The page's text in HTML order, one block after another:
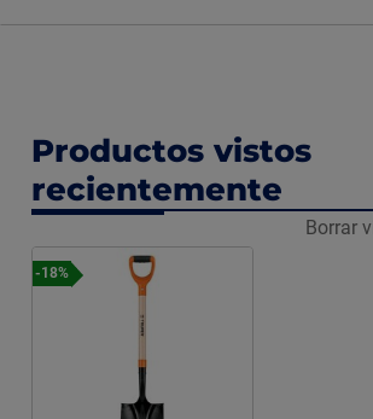
Productos vistos
recientemente
Borrar
-18%